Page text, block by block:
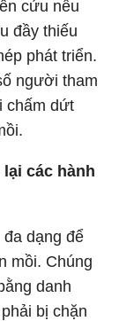
cứu nếu
đầy thiếu
phát triển.
người tham
chấm dứt
các hành
dạng để
mồi. Chúng
danh
bị chặn